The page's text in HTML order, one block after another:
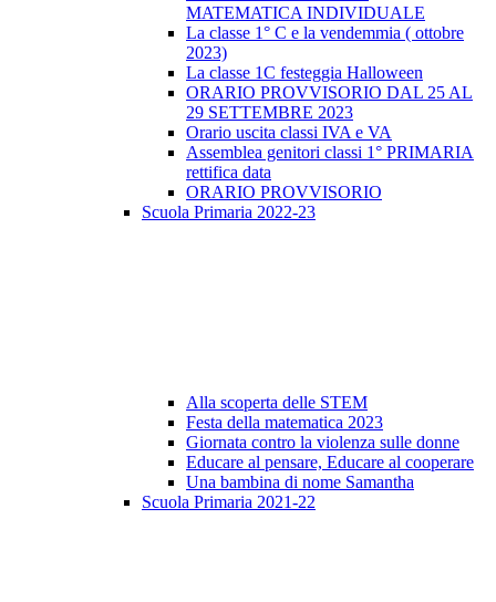
MATEMATICA INDIVIDUALE
La classe 1° C e la vendemmia ( ottobre
2023)
La classe 1C festeggia Halloween
ORARIO PROVVISORIO DAL 25 AL
29 SETTEMBRE 2023
Orario uscita classi IVA e VA
Assemblea genitori classi 1° PRIMARIA
rettifica data
ORARIO PROVVISORIO
Scuola Primaria 2022-23
Alla scoperta delle STEM
Festa della matematica 2023
Giornata contro la violenza sulle donne
Educare al pensare, Educare al cooperare
Una bambina di nome Samantha
Scuola Primaria 2021-22